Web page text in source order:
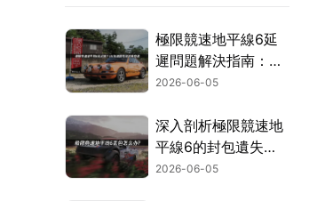
極限競速地平線6延
遲問題解決指南：
UU加速器一鍵搞
2026-06-05
深入剖析極限競速地
平線6的封包遺失成
因，並提供最有效的
2026-06-05